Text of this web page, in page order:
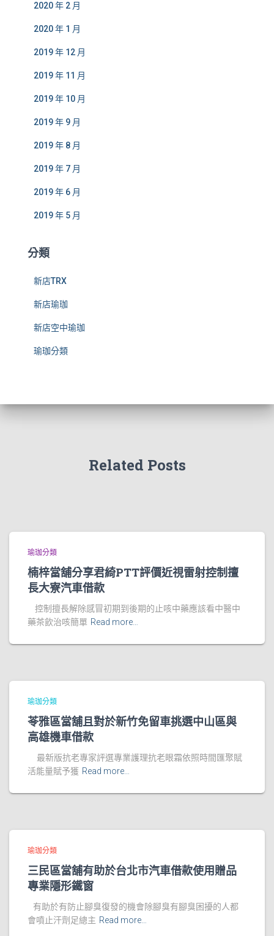
2020 年 2 月
2020 年 1 月
2019 年 12 月
2019 年 11 月
2019 年 10 月
2019 年 9 月
2019 年 8 月
2019 年 7 月
2019 年 6 月
2019 年 5 月
分類
新店TRX
新店瑜珈
新店空中瑜珈
瑜珈分類
Related Posts
瑜珈分類
楠梓當舖分享君綺PTT評價近視雷射控制擅
長大寮汽車借款
控制擅長解除感冒初期到後期的止咳中藥應該看中醫中
藥茶飲治咳簡單 Read more…
瑜珈分類
苓雅區當舖且對於新竹免留車挑選中山區與
高雄機車借款
最新版抗老專家評選專業護理抗老眼霜依照時間匯聚賦
活能量賦予獲 Read more…
瑜珈分類
三民區當舖有助於台北市汽車借款使用贈品
專業隱形鐵窗
有助於有防止腳臭復發的機會除腳臭有腳臭困擾的人都
會噴止汗劑足總主 Read more…